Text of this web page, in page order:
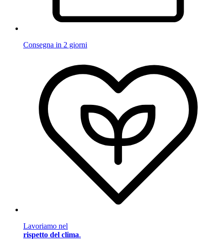
Consegna in 2 giorni
Lavoriamo nel
rispetto del clima.